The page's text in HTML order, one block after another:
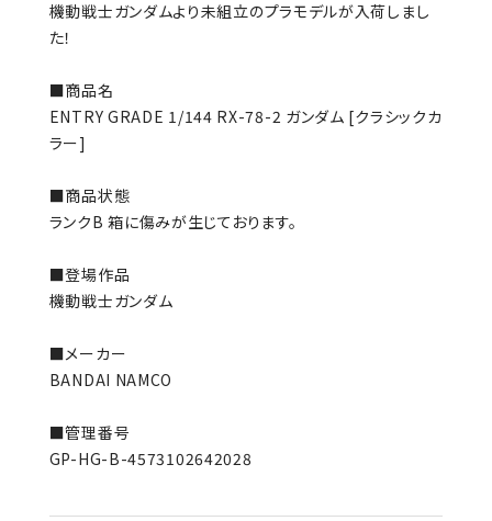
機動戦士ガンダムより未組立のプラモデルが入荷しまし
た！
■商品名
ENTRY GRADE 1/144 RX-78-2 ガンダム [クラシックカ
ラー]
■商品状態
ランクB 箱に傷みが生じております。
■登場作品
機動戦士ガンダム
■メーカー
BANDAI NAMCO
■管理番号
GP-HG-B-4573102642028